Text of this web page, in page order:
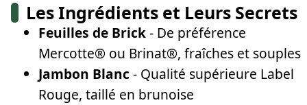
Les Ingrédients et Leurs Secrets
Feuilles de Brick- De préférence
Mercotte® ou Brinat®, fraîches et souples
Jambon Blanc - Qualité supérieure Label
Rouge, taillé en brunoise